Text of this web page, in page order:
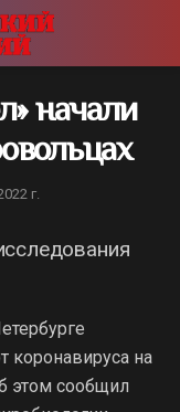
начали
г.
коронавируса на
этом сообщил